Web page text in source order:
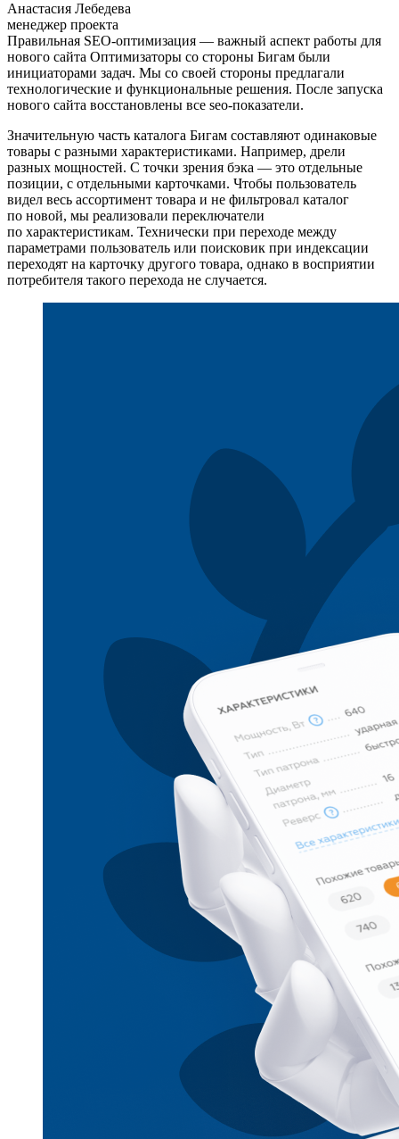
Анастасия Лебедева
менеджер проекта
Правильная SEO-оптимизация — важный аспект работы для
нового сайта Оптимизаторы со стороны Бигам были
инициаторами задач. Мы со своей стороны предлагали
технологические и функциональные решения. После запуска
нового сайта восстановлены все seo-показатели.
Значительную часть каталога Бигам составляют одинаковые
товары с разными характеристиками. Например, дрели
разных мощностей. С точки зрения бэка — это отдельные
позиции, с отдельными карточками. Чтобы пользователь
видел весь ассортимент товара и не фильтровал каталог
по новой, мы реализовали переключатели
по характеристикам. Технически при переходе между
параметрами пользователь или поисковик при индексации
переходят на карточку другого товара, однако в восприятии
потребителя такого перехода не случается.